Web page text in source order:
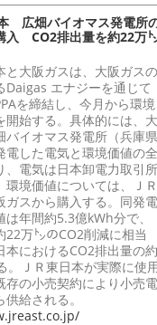
広畑バイオマス発電所
入 CO2排出量を約22万
大阪ガスは、大阪ガスの
Daigas エナジーを通じて
を締結し、今月から環境
開始する。具体的には、大
バイオマス発電所（兵庫県
電した電気と環境価値の全
、電気は日本卸電力取引所
環境価値については、ＪＲ
ガスから購入する。同発電
は年間約5.3億kWh分で、
22万㌧のCO2削減に相当
本におけるCO2排出量の約
。ＪＲ東日本が実際に使
存の小売契約により小売電
給される。